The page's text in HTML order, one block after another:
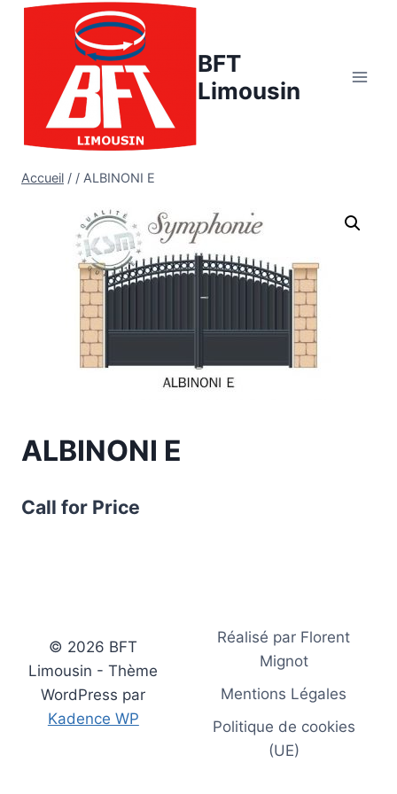
Aller
BFT
Limousin
Accueil / / ALBINONI E
ALBINONI E
Call for Price
© 2026 BFT
Limousin - Thème
WordPress par
Kadence WP
Réalisé par Florent
Mignot
Mentions Légales
Politique de cookies
(UE)